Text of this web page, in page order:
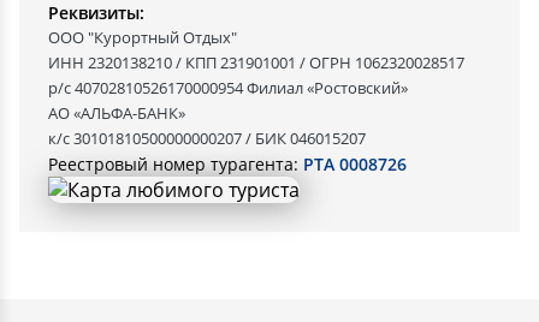
Реквизиты:
ООО "Курортный Отдых"
ИНН 2320138210 / КПП 231901001 / ОГРН 1062320028517
р/с 40702810526170000954 Филиал «Ростовский»
АО «АЛЬФА-БАНК»
к/с 30101810500000000207 / БИК 046015207
Реестровый номер турагента: РТА 0008726